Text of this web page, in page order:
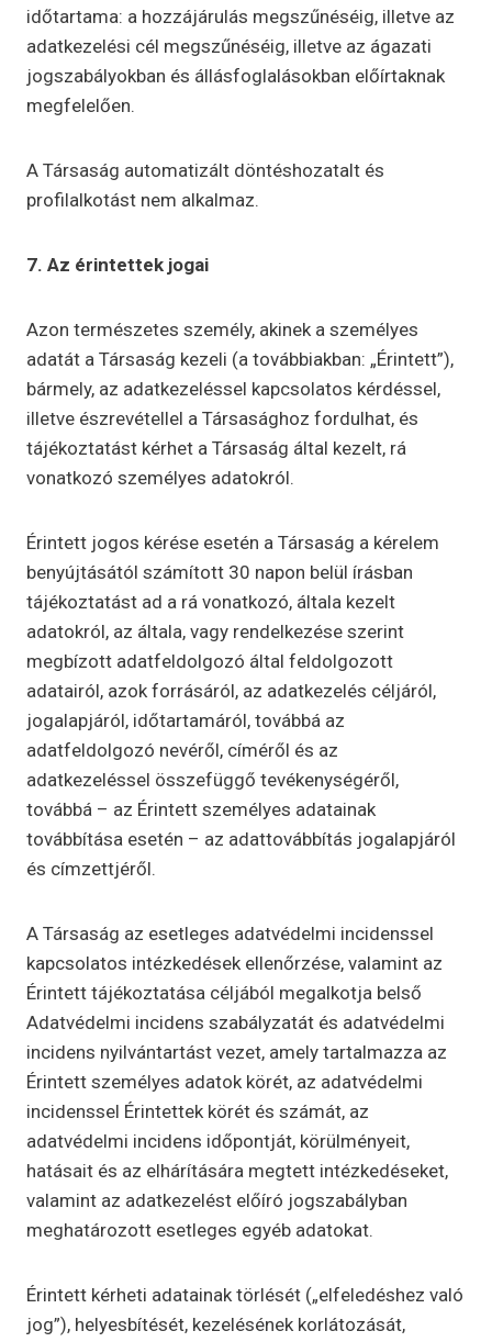
időtartama: a hozzájárulás megszűnéséig, illetve az
adatkezelési cél megszűnéséig, illetve az ágazati
jogszabályokban és állásfoglalásokban előírtaknak
megfelelően.
A Társaság automatizált döntéshozatalt és
profilalkotást nem alkalmaz.
7. Az érintettek jogai
Azon természetes személy, akinek a személyes
adatát a Társaság kezeli (a továbbiakban: „Érintett”),
bármely, az adatkezeléssel kapcsolatos kérdéssel,
illetve észrevétellel a Társasághoz fordulhat, és
tájékoztatást kérhet a Társaság által kezelt, rá
vonatkozó személyes adatokról.
Érintett jogos kérése esetén a Társaság a kérelem
benyújtásától számított 30 napon belül írásban
tájékoztatást ad a rá vonatkozó, általa kezelt
adatokról, az általa, vagy rendelkezése szerint
megbízott adatfeldolgozó által feldolgozott
adatairól, azok forrásáról, az adatkezelés céljáról,
jogalapjáról, időtartamáról, továbbá az
adatfeldolgozó nevéről, címéről és az
adatkezeléssel összefüggő tevékenységéről,
továbbá – az Érintett személyes adatainak
továbbítása esetén – az adattovábbítás jogalapjáról
és címzettjéről.
A Társaság az esetleges adatvédelmi incidenssel
kapcsolatos intézkedések ellenőrzése, valamint az
Érintett tájékoztatása céljából megalkotja belső
Adatvédelmi incidens szabályzatát és adatvédelmi
incidens nyilvántartást vezet, amely tartalmazza az
Érintett személyes adatok körét, az adatvédelmi
incidenssel Érintettek körét és számát, az
adatvédelmi incidens időpontját, körülményeit,
hatásait és az elhárítására megtett intézkedéseket,
valamint az adatkezelést előíró jogszabályban
meghatározott esetleges egyéb adatokat.
Érintett kérheti adatainak törlését („elfeledéshez való
jog”), helyesbítését, kezelésének korlátozását,